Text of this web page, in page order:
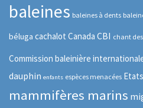
baleines baleines à dents
béluga cachalot Canada CBI chant
Commission baleinière
dauphin enfants espèces menacées
mammifères marins